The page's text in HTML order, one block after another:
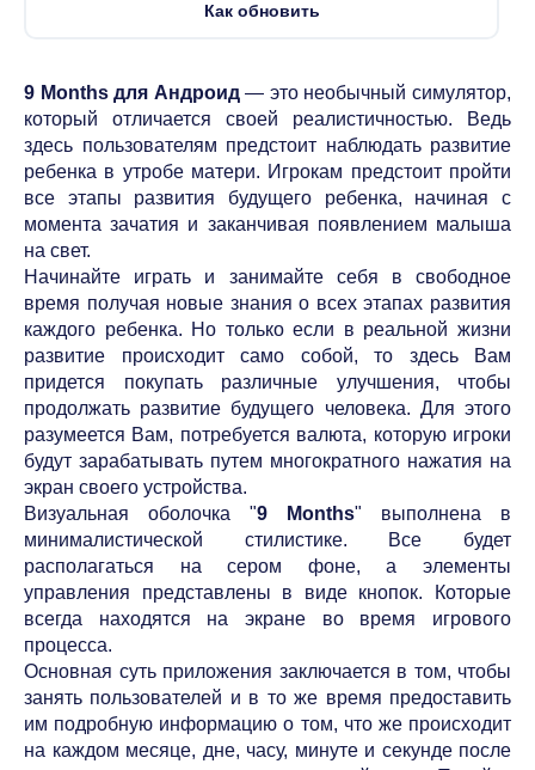
Как обновить
9 Months для Андроид— это необычный симулятор,
который отличается своей реалистичностью. Ведь
здесь пользователям предстоит наблюдать развитие
ребенка в утробе матери. Игрокам предстоит пройти
все этапы развития будущего ребенка, начиная с
момента зачатия и заканчивая появлением малыша
на свет.
Начинайте играть и занимайте себя в свободное
время получая новые знания о всех этапах развития
каждого ребенка. Но только если в реальной жизни
развитие происходит само собой, то здесь Вам
придется покупать различные улучшения, чтобы
продолжать развитие будущего человека. Для этого
разумеется Вам, потребуется валюта, которую игроки
будут зарабатывать путем многократного нажатия на
экран своего устройства.
Визуальная оболочка "9 Months" выполнена в
минималистической стилистике. Все будет
располагаться на сером фоне, а элементы
управления представлены в виде кнопок. Которые
всегда находятся на экране во время игрового
процесса.
Основная суть приложения заключается в том, чтобы
занять пользователей и в то же время предоставить
им подробную информацию о том, что же происходит
на каждом месяце, дне, часу, минуте и секунде после